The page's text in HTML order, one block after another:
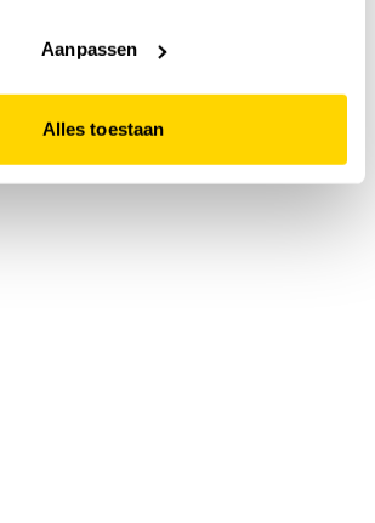
functioneert.
Aanpassen
Alles toestaan